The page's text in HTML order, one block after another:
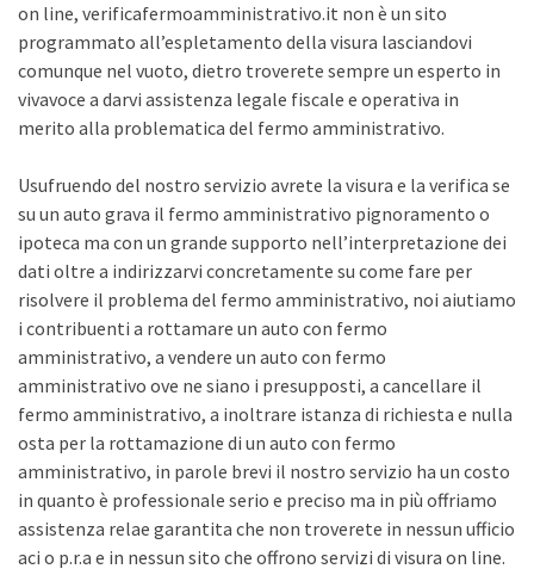
on line, verificafermoamministrativo.it non è un sito
programmato all’espletamento della visura lasciandovi
comunque nel vuoto, dietro troverete sempre un esperto in
vivavoce a darvi assistenza legale fiscale e operativa in
merito alla problematica del fermo amministrativo.
Usufruendo del nostro servizio avrete la visura e la verifica se
su un auto grava il fermo amministrativo pignoramento o
ipoteca ma con un grande supporto nell’interpretazione dei
dati oltre a indirizzarvi concretamente su come fare per
risolvere il problema del fermo amministrativo, noi aiutiamo
i contribuenti a rottamare un auto con fermo
amministrativo, a vendere un auto con fermo
amministrativo ove ne siano i presupposti, a cancellare il
fermo amministrativo, a inoltrare istanza di richiesta e nulla
osta per la rottamazione di un auto con fermo
amministrativo, in parole brevi il nostro servizio ha un costo
in quanto è professionale serio e preciso ma in più offriamo
assistenza relae garantita che non troverete in nessun ufficio
aci o p.r.a e in nessun sito che offrono servizi di visura on line.